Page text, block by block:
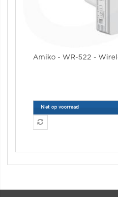
Amiko - WR-522 -
Niet op voorraad